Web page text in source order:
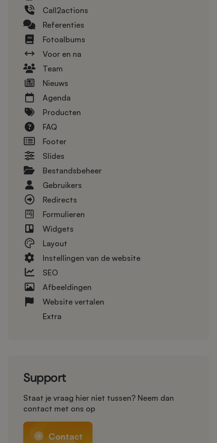
Call2actions
Referenties
Fotoalbums
Voor en na
Team
Nieuws
Agenda
Producten
FAQ
Footer
Slides
Bestandsbeheer
Gebruikers
Redirects
Formulieren
Widgets
Layout
Instellingen van de website
SEO
Afbeeldingen
Website vertalen
Extra
Support
Staat je vraag hier niet tussen? Neem dan
contact met ons op
Contact